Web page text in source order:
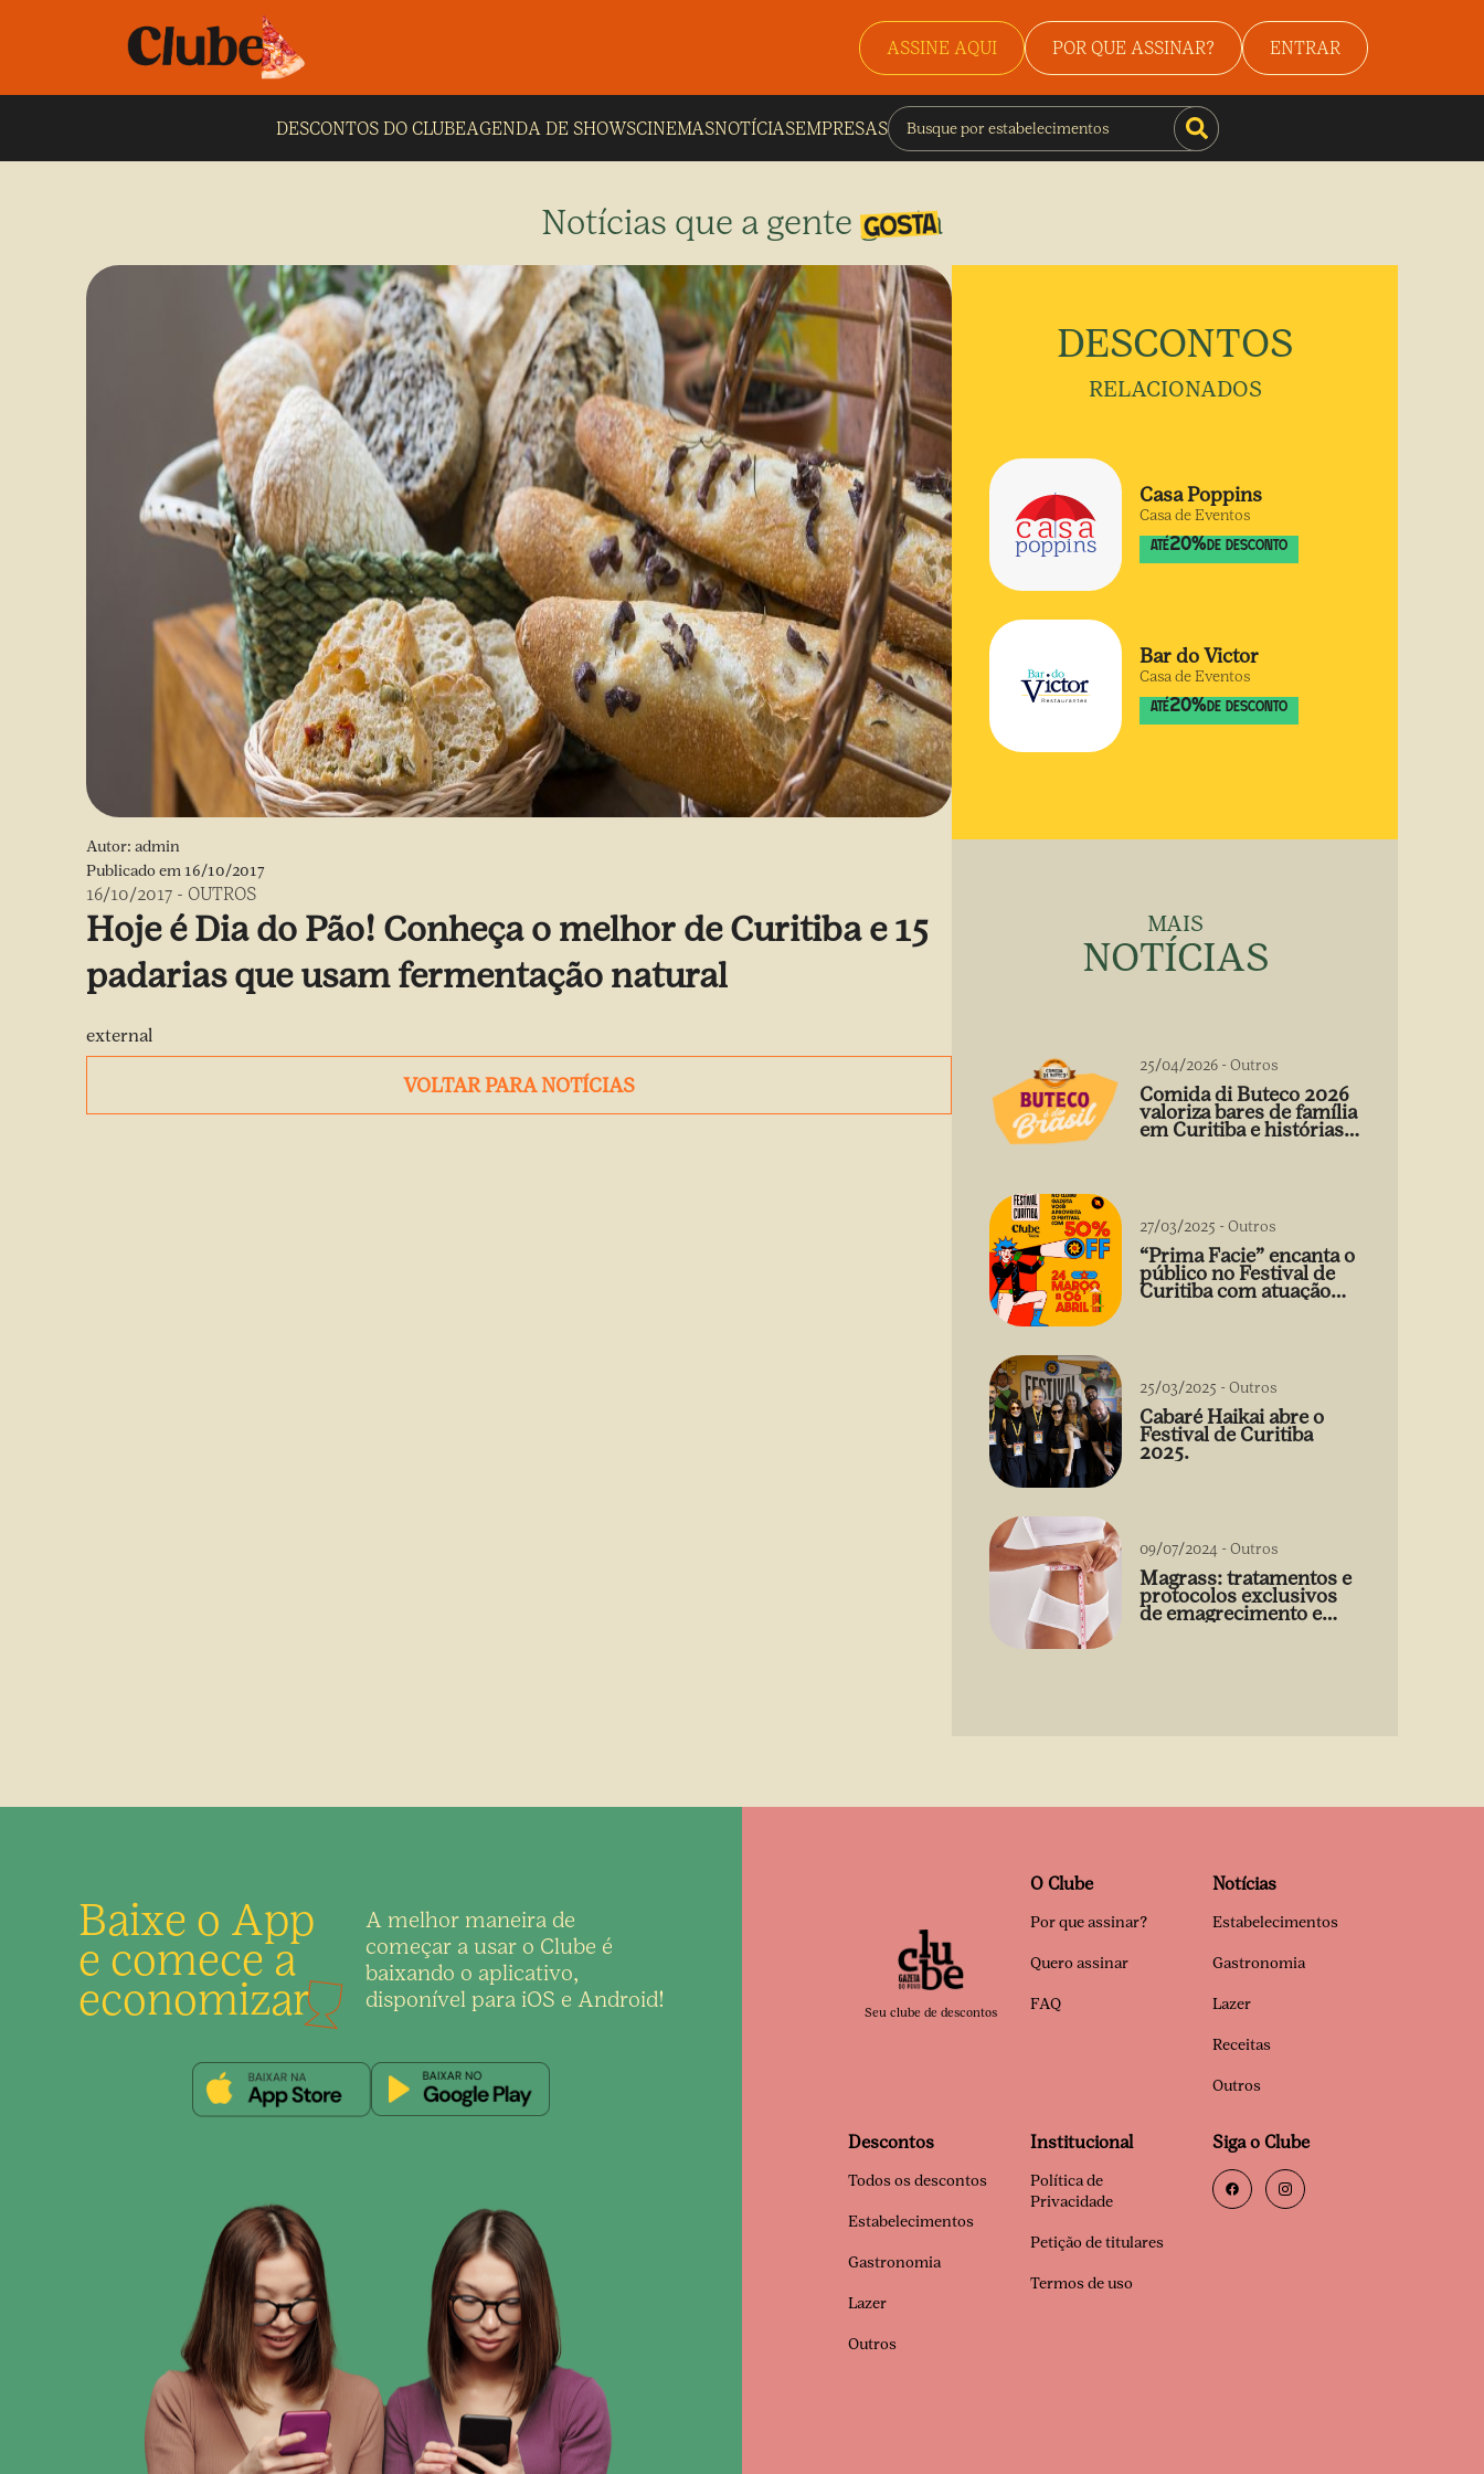
ASSINE AQUI POR QUE ASSINAR? ENTRAR
DESCONTOS DO CLUBEAGENDA DE SHOWSCINEMASNOTÍCIASEMPRESAS
Notícias que a gente gosta
Autor: admin
Publicado em16/10/2017
16/10/2017 - OUTROS
Hoje é Dia do Pão! Conheça o melhor de Curitiba e 15
padarias que usam fermentação natural
external
VOLTAR PARA NOTÍCIAS
DESCONTOS
RELACIONADOS
Casa Poppins
Casa de Eventos
ATÉ20%DE DESCONTO
Bar do Victor
Casa de Eventos
ATÉ20%DE DESCONTO
MAIS
NOTÍCIAS
25/04/2026 -Outros
Comida di Buteco 2026
valoriza bares de família
em Curitiba e histórias
27/03/2025 -Outros
“Prima Facie” encanta o
público no Festival de
Curitiba com atuação
arrebatadora de Débora
25/03/2025 -Outros
Cabaré Haikai abre o
Festival de Curitiba
2025.
09/07/2024 -Outros
Magrass: tratamentos e
protocolos exclusivos
de emagrecimento e
estética sem uso de
Baixe o App
e comece a
economizar
A melhor maneira de
começar a usar o Clube é
baixando o aplicativo,
disponível para iOS e Android!
Seu clube de descontos
O Clube
Por que assinar?
Quero assinar
FAQ
Notícias
Estabelecimentos
Gastronomia
Lazer
Receitas
Outros
Descontos
Todos os descontos
Estabelecimentos
Gastronomia
Lazer
Outros
Institucional
Política de
Privacidade
Petição de titulares
Termos de uso
Siga o Clube